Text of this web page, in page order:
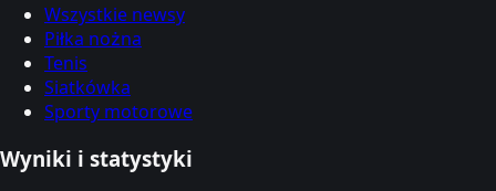
Wszystkie newsy
Piłka nożna
Tenis
Siatkówka
Sporty motorowe
Wyniki i statystyki